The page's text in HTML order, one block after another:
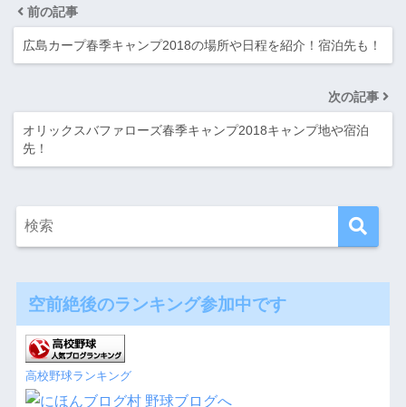
前の記事
広島カープ春季キャンプ2018の場所や日程を紹介！宿泊先も！
次の記事
オリックスバファローズ春季キャンプ2018キャンプ地や宿泊
先！
空前絶後のランキング参加中です
高校野球ランキング